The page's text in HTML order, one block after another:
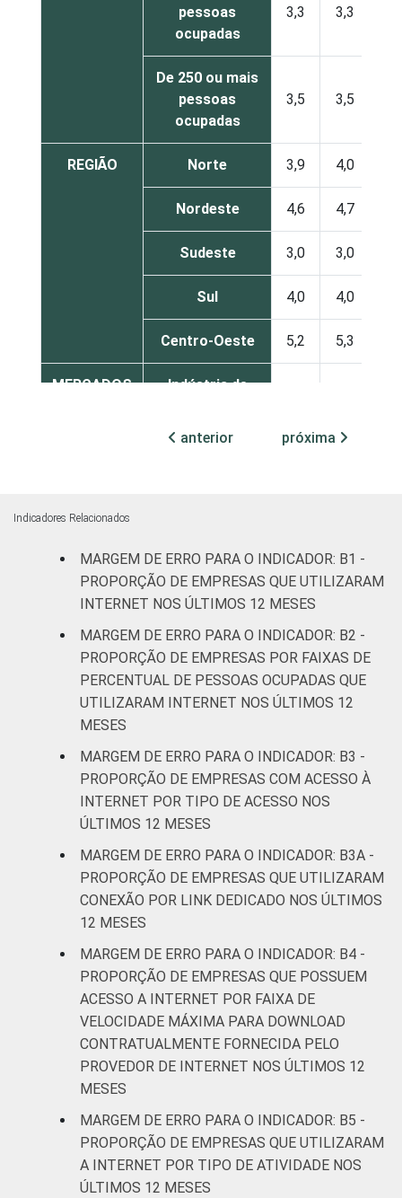
pessoas
ocupadas
3,3 3,3
De 250 ou mais
pessoas
ocupadas
3,5 3,5
REGIÃO Norte 3,9 4,0
Nordeste 4,6 4,7
Sudeste 3,0 3,0
Sul 4,0 4,0
Centro-Oeste 5,2 5,3
MERCADOS
Indústria de
automotores e
motocicletas
armazenagem
e correio
4,6 4,5
Alojamento e
Atividades
imobiliárias;
Atividades
científicas e
técnicas;
Atividades
e serviços
complentares
5,0 5,0
Informação e
Comunicação
4,1 4,1
recreação;
Outras
atividades de
serviços
4,3 4,4
anterior próxima
Indicadores Relacionados
MARGEM DE ERRO PARA O INDICADOR: B1 -
PROPORÇÃO DE EMPRESAS QUE UTILIZARAM
INTERNET NOS ÚLTIMOS 12 MESES
MARGEM DE ERRO PARA O INDICADOR: B2 -
PROPORÇÃO DE EMPRESAS POR FAIXAS DE
PERCENTUAL DE PESSOAS OCUPADAS QUE
UTILIZARAM INTERNET NOS ÚLTIMOS 12
MESES
MARGEM DE ERRO PARA O INDICADOR: B3 -
PROPORÇÃO DE EMPRESAS COM ACESSO À
INTERNET POR TIPO DE ACESSO NOS
ÚLTIMOS 12 MESES
MARGEM DE ERRO PARA O INDICADOR: B3A -
PROPORÇÃO DE EMPRESAS QUE UTILIZARAM
CONEXÃO POR LINK DEDICADO NOS ÚLTIMOS
12 MESES
MARGEM DE ERRO PARA O INDICADOR: B4 -
PROPORÇÃO DE EMPRESAS QUE POSSUEM
ACESSO A INTERNET POR FAIXA DE
VELOCIDADE MÁXIMA PARA DOWNLOAD
CONTRATUALMENTE FORNECIDA PELO
PROVEDOR DE INTERNET NOS ÚLTIMOS 12
MESES
MARGEM DE ERRO PARA O INDICADOR: B5 -
PROPORÇÃO DE EMPRESAS QUE UTILIZARAM
A INTERNET POR TIPO DE ATIVIDADE NOS
ÚLTIMOS 12 MESES